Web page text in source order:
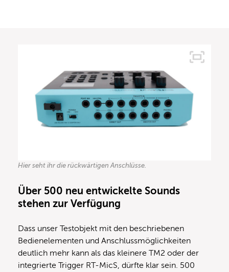
Hier seht ihr die rückwärtigen Anschlüsse.
Über 500 neu entwickelte Sounds
stehen zur Verfügung
Dass unser Testobjekt mit den beschriebenen
Bedienelementen und Anschlussmöglichkeiten
deutlich mehr kann als das kleinere TM2 oder der
integrierte Trigger RT-MicS, dürfte klar sein. 500